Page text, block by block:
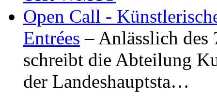
Open Call -
Entrées – Anlässlich
schreibt die Abteilung
der Landeshauptsta…